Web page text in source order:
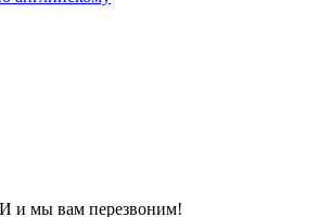
мы вам перезвоним!